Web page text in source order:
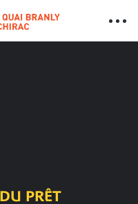
PRÊT